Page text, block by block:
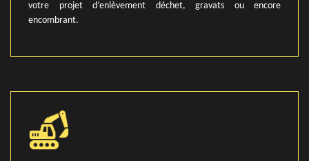
votre projet d’enlèvement déchet, gravats ou encore
encombrant.